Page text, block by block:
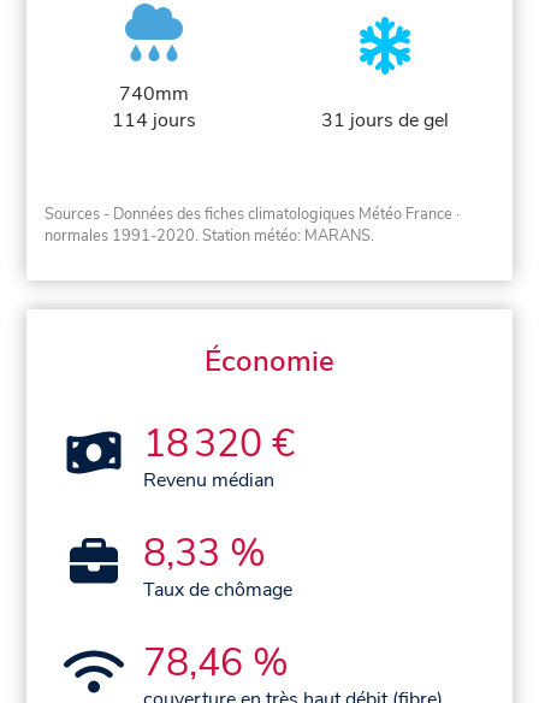
740mm
114 jours
31 jours de gel
Sources - Données des fiches climatologiques Météo France ·
normales 1991-2020. Station météo: MARANS.
Économie
18 320 €
Revenu médian
8,33 %
Taux de chômage
78,46 %